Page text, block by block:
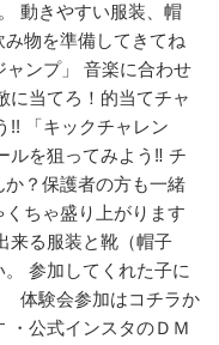
動きやすい服装、帽
物を準備してきてね
プ」 音楽に合わせ
に当てろ！的当てチャ
!! 「キックチャレン
ルを狙ってみよう‼ チ
？保護者の方も一緒
ちゃ盛り上がります
来る服装と靴（帽子
参加してくれた子に
体験会参加はコチラか
・公式インスタのＤＭ